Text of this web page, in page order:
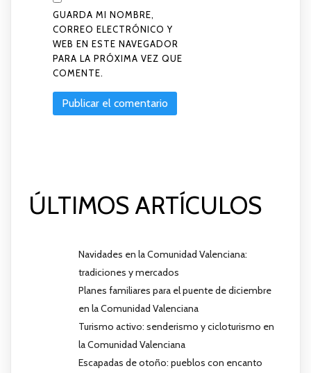
GUARDA MI NOMBRE,
CORREO ELECTRÓNICO Y
WEB EN ESTE NAVEGADOR
PARA LA PRÓXIMA VEZ QUE
COMENTE.
ÚLTIMOS ARTÍCULOS
Navidades en la Comunidad Valenciana:
tradiciones y mercados
Planes familiares para el puente de diciembre
en la Comunidad Valenciana
Turismo activo: senderismo y cicloturismo en
la Comunidad Valenciana
Escapadas de otoño: pueblos con encanto